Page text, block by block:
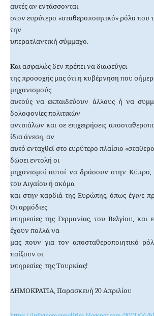
αυτές αν εντάσσονται
στον ευρύτερο «σταθεροποιητικό» ρόλο που
την
υπερατλαντική σύμμαχο.
Και ασφαλώς δεν πρέπει να διαφεύγει
της προσοχής μας ότι η κυβέρνηση που
μηχανισμούς
αυτούς να εκπαιδεύουν άλλους ή να
δολοφονίες πολιτικών
αντιπάλων και σε επιχειρήσεις
ίδια άνεση, αν
αυτό ενταχθεί στο ευρύτερο πλαίσιο
δώσει εντολή οι
μηχανισμοί αυτοί να δράσουν στην
του Αιγαίου ή ακόμα
και στην καρδιά της Ευρώπης, όπως έγινε
Οι αρμόδιες
υπηρεσίες της Γερμανίας, του Βελγίου, και
έχουν πολλά να
μας πουν για τον αποσταθεροποιητικό
παίξουν οι
υπηρεσίες της Τουρκίας!
ΔΗΜΟΚΡΑΤΙΑ, Παρασκευή 20 Απριλίου